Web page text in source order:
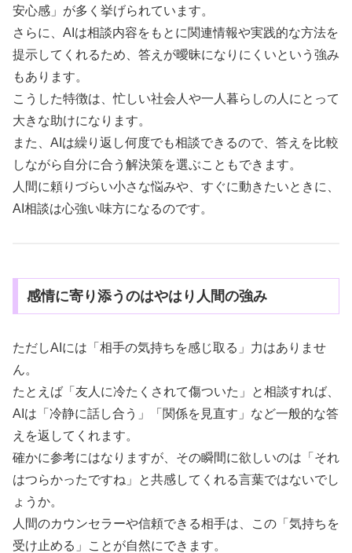
安心感」が多く挙げられています。
さらに、AIは相談内容をもとに関連情報や実践的な方法を
提示してくれるため、答えが曖昧になりにくいという強み
もあります。
こうした特徴は、忙しい社会人や一人暮らしの人にとって
大きな助けになります。
また、AIは繰り返し何度でも相談できるので、答えを比較
しながら自分に合う解決策を選ぶこともできます。
人間に頼りづらい小さな悩みや、すぐに動きたいときに、
AI相談は心強い味方になるのです。
感情に寄り添うのはやはり人間の強み
ただしAIには「相手の気持ちを感じ取る」力はありませ
ん。
たとえば「友人に冷たくされて傷ついた」と相談すれば、
AIは「冷静に話し合う」「関係を見直す」など一般的な答
えを返してくれます。
確かに参考にはなりますが、その瞬間に欲しいのは「それ
はつらかったですね」と共感してくれる言葉ではないでし
ょうか。
人間のカウンセラーや信頼できる相手は、この「気持ちを
受け止める」ことが自然にできます。